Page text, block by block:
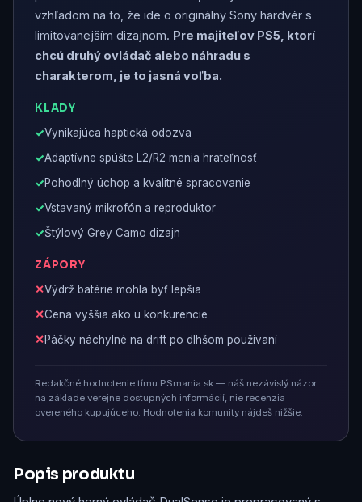
vzhľadom na to, že ide o originálny Sony hardvér s
limitovanejším dizajnom. Pre majiteľov PS5, ktorí
chcú druhý ovládač alebo náhradu s
charakterom, je to jasná voľba.
KLADY
Vynikajúca haptická odozva
Adaptívne spúšte L2/R2 menia hrateľnosť
Pohodlný úchop a kvalitné spracovanie
Vstavaný mikrofón a reproduktor
Štýlový Grey Camo dizajn
ZÁPORY
Výdrž batérie mohla byť lepšia
Cena vyššia ako u konkurencie
Páčky náchylné na drift po dlhšom používaní
Redakčné hodnotenie tímu PSmania.sk — náš nezávislý názor
na základe verejne dostupných informácií, nie recenzia
overeného kupujúceho. Hodnotenia komunity nájdeš nižšie.
Popis produktu